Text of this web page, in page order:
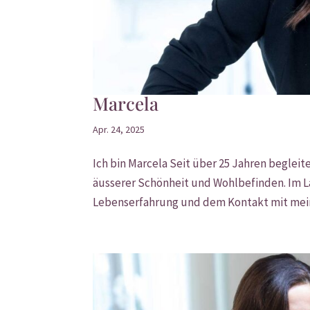
Marcela
Apr. 24, 2025
Ich bin Marcela Seit über 25 Jahren
äusserer Schönheit und Wohlbefinden.
Lebenserfahrung und dem Kontakt mit